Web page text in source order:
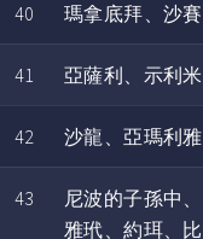
40 瑪拿底拜、沙賽
41 亞薩利、示利
42 沙龍、亞瑪利雅
43
尼波的子孫中
雅玳、約珥、比